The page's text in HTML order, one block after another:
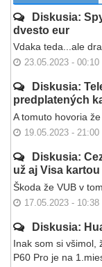
Diskusia:
dvesto eur
Vdaka teda...ale
23.05.2023 - 00:10
Diskusia:
predplatených
A tomuto hovoria že
19.05.2023 - 21:00
Diskusia:
už aj Visa
Škoda že VUB v
17.05.2023 - 10:38
Diskusia:
Inak som si všimol,
P60 Pro je na